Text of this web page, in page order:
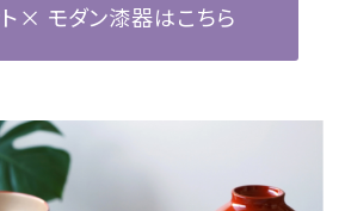
× モダン漆器はこちら